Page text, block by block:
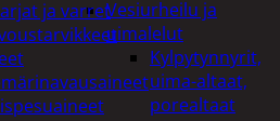
Vesiurheilu ja
uimalelut
Kylpytynnyrit,
uima-altaat,
porealtaat
ja varret